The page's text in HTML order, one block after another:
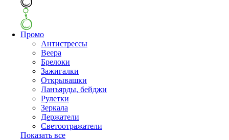
Промо
Антистрессы
Веера
Брелоки
Зажигалки
Открывашки
Ланъярды, бейджи
Рулетки
Зеркала
Держатели
Светоотражатели
Показать все